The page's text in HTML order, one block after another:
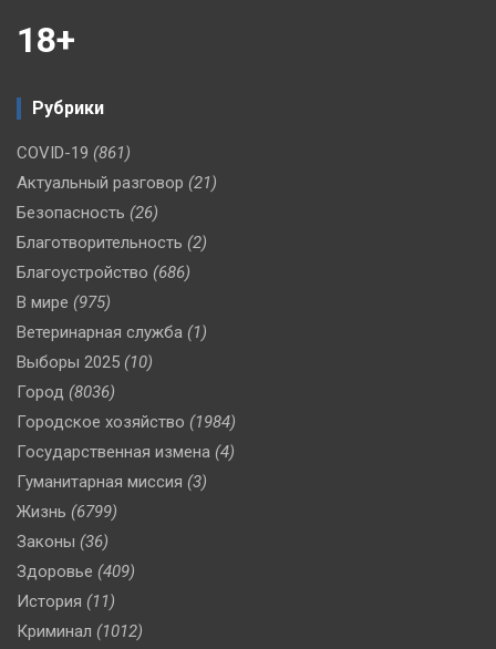
18+
Рубрики
COVID-19 (861)
Актуальный разговор (21)
Безопасность (26)
Благотворительность (2)
Благоустройство (686)
В мире (975)
Ветеринарная служба (1)
Выборы 2025 (10)
Город (8036)
Городское хозяйство (1984)
Государственная измена (4)
Гуманитарная миссия (3)
Жизнь (6799)
Законы (36)
Здоровье (409)
История (11)
Криминал (1012)